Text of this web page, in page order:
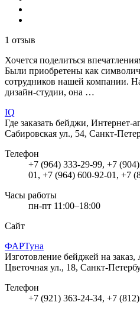
1 отзыв
Хочется поделиться
Были приобретены как
сотрудников нашей компании.
дизайн-студии, она …
IQ
Где заказать бейджи, Интернет-
Сабировская ул., 54, Санкт-
Телефон
+7 (964) 333-29-99, +7
01, +7 (964) 600-92-01, +7
Часы работы
пн-пт 11:00–18:00
Сайт
ФАРТуна
Изготовление бейджей на
Цветочная ул., 18, Санкт-
Телефон
+7 (921) 363-24-34, +7